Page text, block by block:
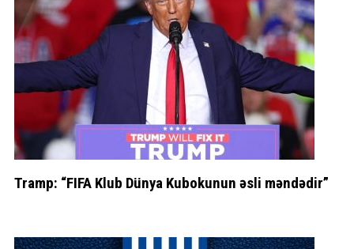
Tramp: “FIFA Klub Dünya Kubokunun əsli məndədir”